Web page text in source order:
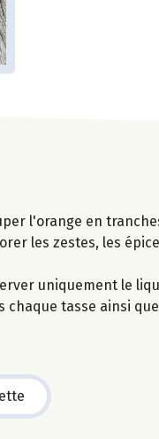
l'orange en
les zestes, les
uniquement le
tasse ainsi